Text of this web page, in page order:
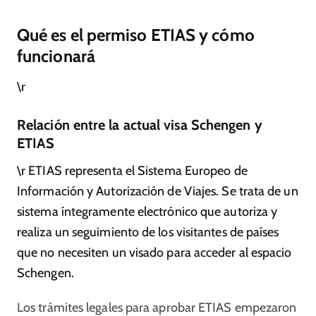
Qué es el permiso ETIAS y cómo
funcionará
\r
Relación entre la actual visa Schengen y
ETIAS
\r ETIAS representa el Sistema Europeo de
Información y Autorización de Viajes. Se trata de un
sistema íntegramente electrónico que autoriza y
realiza un seguimiento de los visitantes de países
que no necesiten un visado para acceder al espacio
Schengen.
Los trámites legales para aprobar ETIAS empezaron